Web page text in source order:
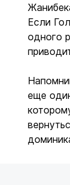
Если
одного
еще